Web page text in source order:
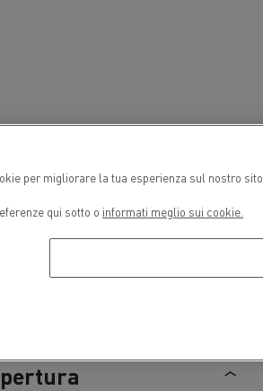
per migliorare la tua esperienza sul nostro
qui sotto o informati meglio sui cookie.